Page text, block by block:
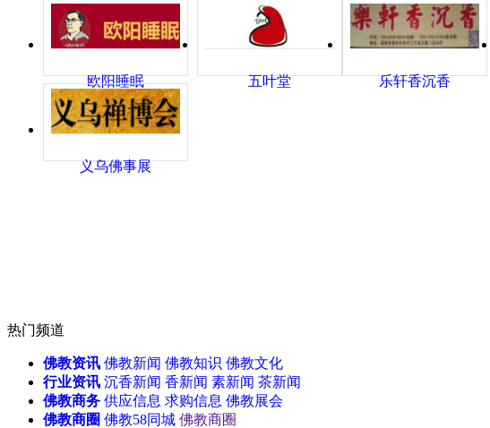
欧阳睡眠 五叶堂 乐轩香沉香
义乌佛事展
热门频道
佛教资讯 佛教新闻 佛教知识 佛教文化
行业资讯 沉香新闻 香新闻 素新闻 茶新闻
佛教商务 供应信息 求购信息 佛教展会
佛教商圈 佛教58同城 佛教商圈